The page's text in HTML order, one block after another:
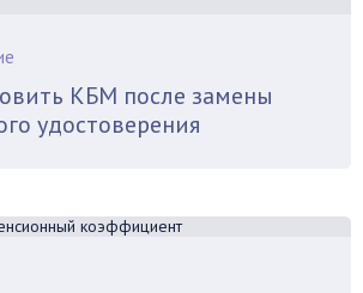
КБМ после замены
удостоверения